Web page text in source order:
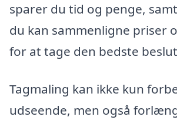
sparer du tid og penge,
du kan sammenligne priser
for at tage den bedste
Tagmaling kan ikke kun
udseende, men også